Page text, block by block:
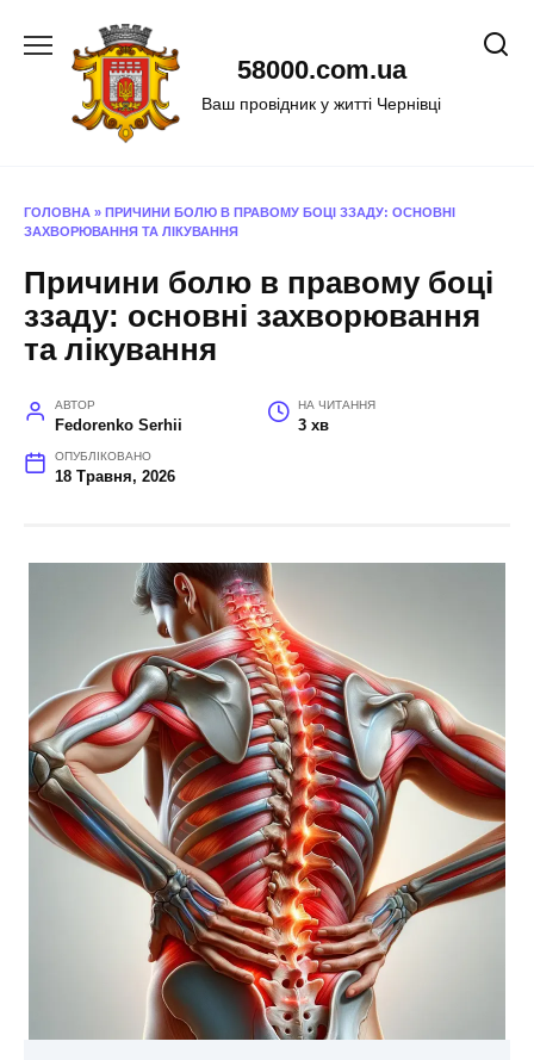
58000.com.ua
Ваш провідник у житті Чернівці
ГОЛОВНА » ПРИЧИНИ БОЛЮ В ПРАВОМУ БОЦІ ЗЗАДУ: ОСНОВНІ
ЗАХВОРЮВАННЯ ТА ЛІКУВАННЯ
Причини болю в правому боці
ззаду: основні захворювання
та лікування
АВТОР
Fedorenko Serhii
НА ЧИТАННЯ
3 хв
ОПУБЛІКОВАНО
18 Травня, 2026